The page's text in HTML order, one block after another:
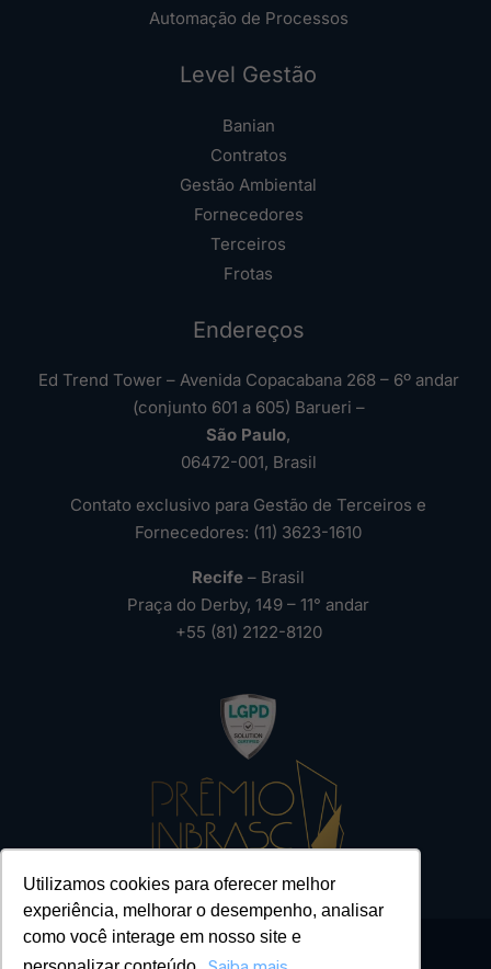
Utilizamos cookies para oferecer melhor
experiência, melhorar o desempenho, analisar
como você interage em nosso site e
Automação de Processos
Level Gestão
Banian
Contratos
Gestão Ambiental
Fornecedores
Terceiros
Frotas
Endereços
Ed Trend Tower – Avenida Copacabana 268 – 6º andar
(conjunto 601 a 605) Barueri –
São Paulo,
06472-001, Brasil
Contato exclusivo para Gestão de Terceiros e
Fornecedores: (11) 3623-1610
Recife – Brasil
Praça do Derby, 149 – 11° andar
+55 (81) 2122-8120